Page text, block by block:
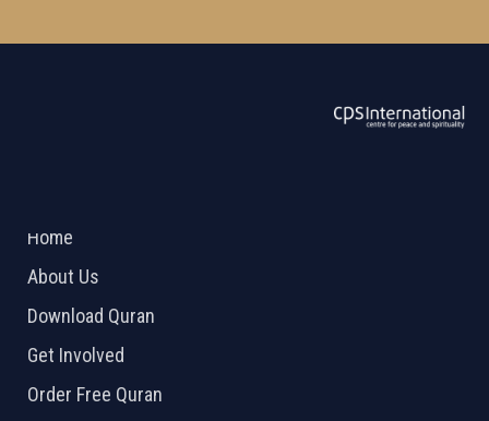
Home
About Us
Download Quran
Get Involved
Order Free Quran